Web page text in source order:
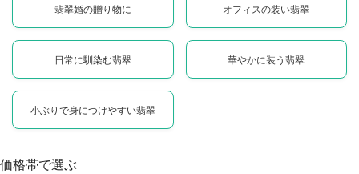
翡翠婚の贈り物に オフィスの装い翡翠
日常に馴染む翡翠 華やかに装う翡翠
小ぶりで身につけやすい翡翠
価格帯で選ぶ